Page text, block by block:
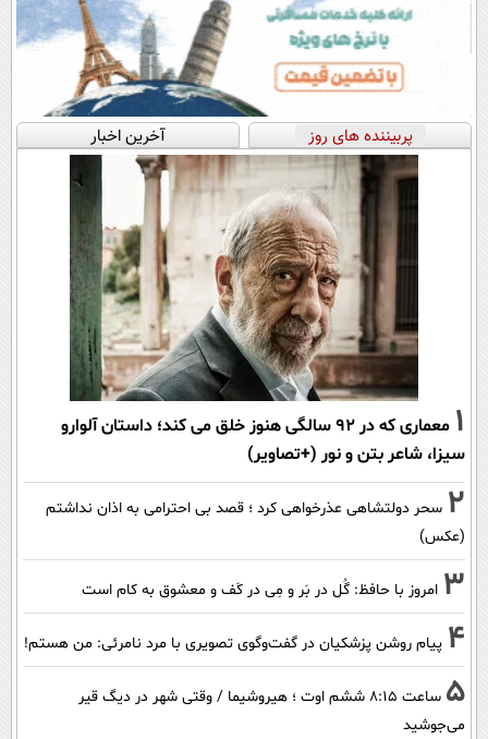
پربیننده های روز آخرین اخبار
1
معماری که در 92 سالگی هنوز خلق می کند؛ داستان آلوارو
سیزا، شاعر بتن و نور (+تصاویر)
2 سحر دولتشاهی عذرخواهی کرد ؛ قصد بی احترامی به اذان نداشتم
(عکس)
3 امروز با حافظ: گُل در بَر و مِی در کَف و معشوق به کام است
4 پیام روشن پزشکیان در گفت‌و‌گوی تصویری با مرد نامرئی: من هستم!
5
ساعت ۸:۱۵ ششم اوت ؛ هیروشیما / وقتی شهر در دیگ قیر
می‌جوشید